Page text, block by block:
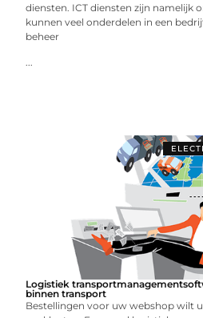
diensten. ICT diensten zijn namelijk
kunnen veel onderdelen in een
beheer
...
Logistiek
binnen transport
Bestellingen voor uw webshop wilt